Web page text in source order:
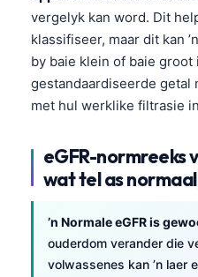
vergelyk kan word. Dit
klassifiseer, maar dit kan
by baie klein of baie
gestandaardiseerde getal
met hul werklike filtrasie
eGFR-normreeks
wat tel as
’n Normale eGFR is
ouderdom verander die
volwassenes kan ’n laer